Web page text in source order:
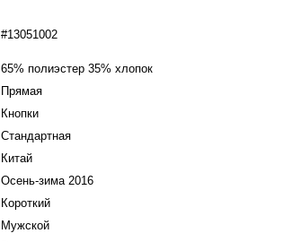
#13051002
65% полиэстер 35% хлопок
Прямая
Кнопки
Стандартная
Китай
Осень-зима 2016
Короткий
Мужской